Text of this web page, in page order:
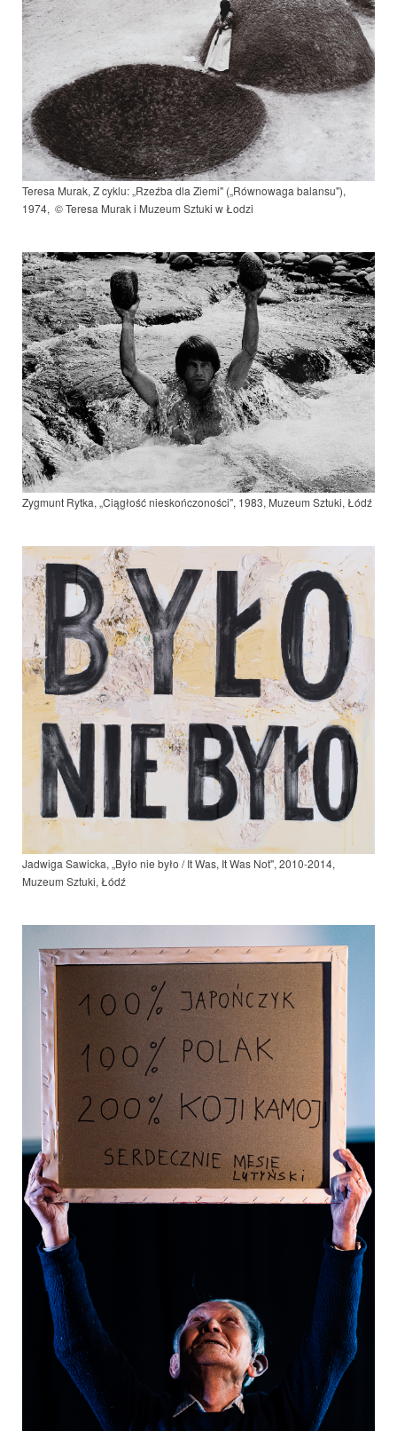
Teresa Murak, Z cyklu: „Rzeźba dla Ziemi" („Równowaga balansu"),
1974, © Teresa Murak i Muzeum Sztuki w Łodzi
Zygmunt Rytka, „Ciągłość nieskończoności", 1983, Muzeum Sztuki, Łódź
Jadwiga Sawicka, „Było nie było / It Was, It Was Not", 2010-2014,
Muzeum Sztuki, Łódź